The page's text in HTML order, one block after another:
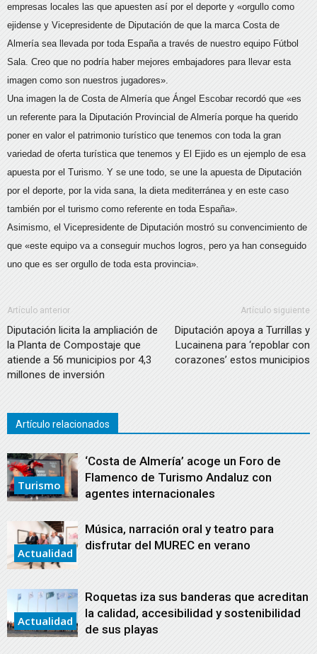
empresas locales las que apuesten así por el deporte y «orgullo como
ejidense y Vicepresidente de Diputación de que la marca Costa de
Almería sea llevada por toda España a través de nuestro equipo Fútbol
Sala. Creo que no podría haber mejores embajadores para llevar esta
imagen como son nuestros jugadores».
Una imagen la de Costa de Almería que Ángel Escobar recordó que «es
un referente para la Diputación Provincial de Almería porque ha querido
poner en valor el patrimonio turístico que tenemos con toda la gran
variedad de oferta turística que tenemos y El Ejido es un ejemplo de esa
apuesta por el Turismo. Y se une todo, se une la apuesta de Diputación
por el deporte, por la vida sana, la dieta mediterránea y en este caso
también por el turismo como referente en toda España».
Asimismo, el Vicepresidente de Diputación mostró su convencimiento de
que «este equipo va a conseguir muchos logros, pero ya han conseguido
uno que es ser orgullo de toda esta provincia».
Artículo anterior
Diputación licita la ampliación de
la Planta de Compostaje que
atiende a 56 municipios por 4,3
millones de inversión
Artículo siguiente
Diputación apoya a Turrillas y
Lucainena para ‘repoblar con
corazones’ estos municipios
Artículo relacionados
Turismo
‘Costa de Almería’ acoge un Foro de
Flamenco de Turismo Andaluz con
agentes internacionales
Actualidad
Música, narración oral y teatro para
disfrutar del MUREC en verano
Actualidad
Roquetas iza sus banderas que acreditan
la calidad, accesibilidad y sostenibilidad
de sus playas